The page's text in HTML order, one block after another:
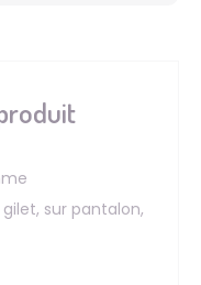
sur pantalon,